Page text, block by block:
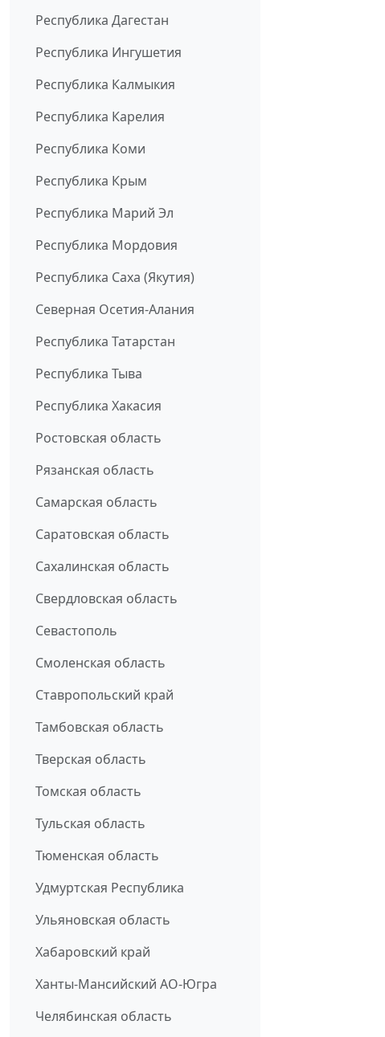
Республика Дагестан
Республика Ингушетия
Республика Калмыкия
Республика Карелия
Республика Коми
Республика Крым
Республика Марий Эл
Республика Мордовия
Республика Саха (Якутия)
Северная Осетия-Алания
Республика Татарстан
Республика Тыва
Республика Хакасия
Ростовская область
Рязанская область
Самарская область
Саратовская область
Сахалинская область
Свердловская область
Севастополь
Смоленская область
Ставропольский край
Тамбовская область
Тверская область
Томская область
Тульская область
Тюменская область
Удмуртская Республика
Ульяновская область
Хабаровский край
Ханты-Мансийский АО-Югра
Челябинская область